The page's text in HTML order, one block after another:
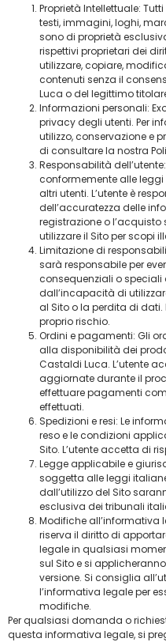
Proprietà Intellettuale:
testi, immagini, loghi,
sono di proprietà
rispettivi proprietari dei
utilizzare, copiare,
contenuti senza il
Luca o del legittimo
Informazioni personali:
privacy degli utenti. Per
utilizzo, conservazione e
di consultare la nostra
Responsabilità
conformemente alle
altri utenti. L’utente è
dell’accuratezza delle
registrazione o l’acquisto
utilizzare il Sito per scopi
Limitazione di
sarà responsabile per
consequenziali o speciali
dall’incapacità di
al Sito o la perdita di dati.
proprio rischio.
Ordini e pagamenti: Gli
alla disponibilità dei
Castaldi Luca. L’utente
aggiornate durante il
effettuare pagamenti
effettuati.
Spedizioni e resi: Le
reso e le condizioni
Sito. L’utente accetta di
Legge applicabile e
soggetta alle leggi
dall’utilizzo del Sito
esclusiva dei tribunali
Modifiche all’informativa
riserva il diritto di
legale in qualsiasi
sul Sito e si
versione. Si consiglia
l’informativa legale per
modifiche.
Per qualsiasi domanda o
questa informativa legale, si